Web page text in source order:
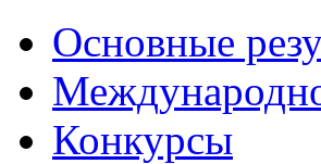
Основные
Конкурсы